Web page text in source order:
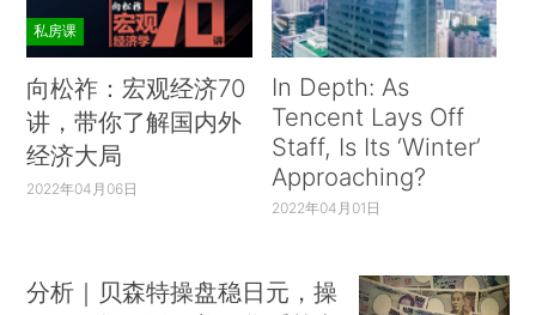
私房课
向松祚：宏观经济70
讲，带你了解国内外
经济大局
2022年04月06日
In Depth: As
Tencent Lays Off
Staff, Is Its ‘Winter’
Approaching?
2022年04月01日
分析｜贝森特操盘稳日元，操